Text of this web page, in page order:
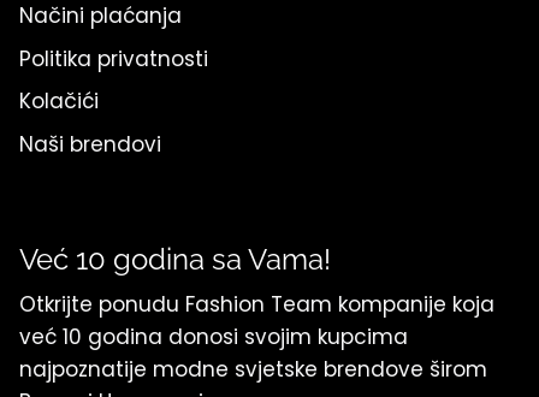
Načini plaćanja
Politika privatnosti
Kolačići
Naši brendovi
Već 10 godina sa Vama!
Otkrijte ponudu Fashion Team kompanije koja
već 10 godina donosi svojim kupcima
najpoznatije modne svjetske brendove širom